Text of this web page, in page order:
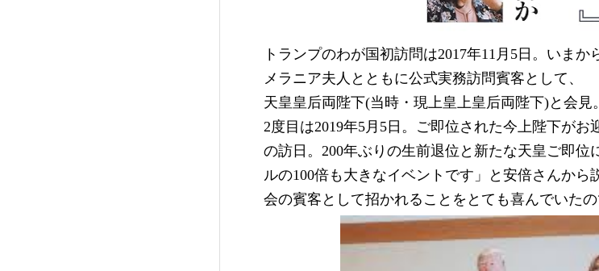
トランプのわが国初訪問は2017年11月5日。いまか
メラニア夫人とともに公式実務訪問賓客として、
天皇皇后両陛下(当時・現上皇上皇后両陛下)と会見
2度目は2019年5月5日。ご即位された今上陛下が
の訪日。200年ぶりの生前退位と新たな天皇ご即位
ルの100倍も大きなイベントです」と安倍さんか
会の賓客として招かれることをとても喜んでいたの